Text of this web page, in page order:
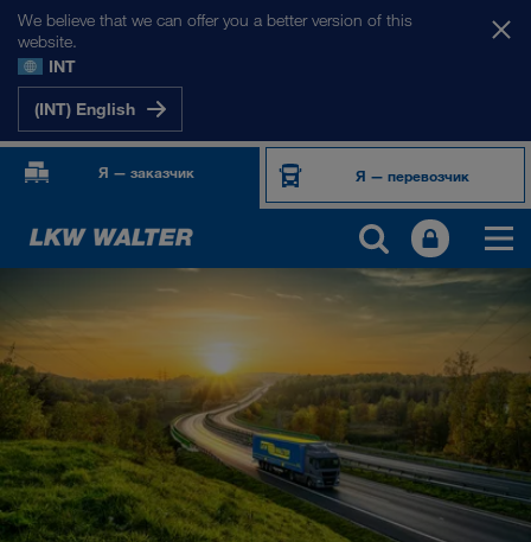
We believe that we can offer you a better version of this
website.
INT
(INT) English
Я — заказчик Я — перевозчик
ПРОДУКТЫ И УСЛУГИ
Автомобильные перевозки
Цифровые решения
Комбинированные перевозки